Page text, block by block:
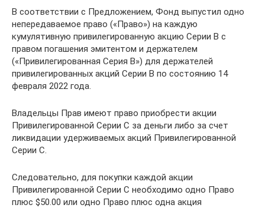
В соответствии с Предложением, Фонд выпустил одно
непередаваемое право («Право») на каждую
кумулятивную привилегированную акцию Серии B с
правом погашения эмитентом и держателем
(«Привилегированная Серия B») для держателей
привилегированных акций Серии B по состоянию 14
февраля 2022 года.
Владельцы Прав имеют право приобрести акции
Привилегированной Серии C за деньги либо за счет
ликвидации удерживаемых акций Привилегированной
Серии C.
Следовательно, для покупки каждой акции
Привилегированной Серии C необходимо одно Право
плюс $50.00 или одно Право плюс одна акция